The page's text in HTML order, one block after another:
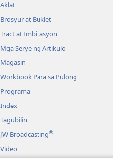
Aklat
Brosyur at Buklet
Tract at Imbitasyon
Mga Serye ng Artikulo
Magasin
Workbook Para sa Pulong
Programa
Index
Tagubilin
JW Broadcasting®
Video